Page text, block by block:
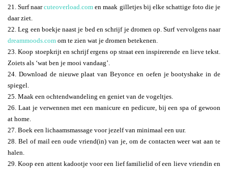
21. Surf naarcuteoverload.com en maak gilletjes bij elke schattige foto die je
daar ziet.
22. Leg een boekje naast je bed en schrijf je dromen op. Surf vervolgens naar
dreammoods.com om te zien wat je dromen betekenen.
23. Koop stoepkrijt en schrijf ergens op straat een inspirerende en lieve tekst.
Zoiets als ‘wat ben je mooi vandaag’.
24. Download de nieuwe plaat van Beyonce en oefen je bootyshake in de
spiegel.
25. Maak een ochtendwandeling en geniet van de vogeltjes.
26. Laat je verwennen met een manicure en pedicure, bij een spa of gewoon
at home.
27. Boek een lichaamsmassage voor jezelf van minimaal een uur.
28. Bel of mail een oude vriend(in) van je, om de contacten weer wat aan te
halen.
29. Koop een attent kadootje voor een lief familielid of een lieve vriendin en